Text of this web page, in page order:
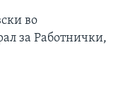
во
за Работнички,